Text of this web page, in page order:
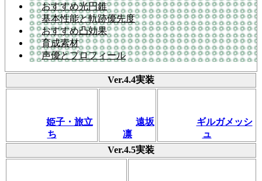
おすすめ光円錐
基本性能と軌跡優先度
おすすめ凸効果
育成素材
声優とプロフィール
Ver.4.4実装
姫子・旅立
ち
遠坂
凛
ギルガメッシ
ュ
Ver.4.5実装